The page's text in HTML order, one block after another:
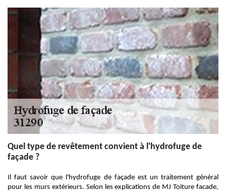
Quel type de revêtement convient à l'hydrofuge de
façade ?
Il faut savoir que l'hydrofuge de façade est un traitement général
pour les murs extérieurs. Selon les explications de MJ Toiture facade,